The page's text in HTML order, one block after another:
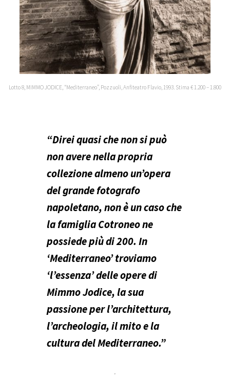
Lotto 8, MIMMO JODICE, “Mediterraneo”, Pozzuoli, Anfiteatro Flavio, 1993. Stima € 1.200 – 1.800
“Direi quasi che non si può
non avere nella propria
collezione almeno un’opera
del grande fotografo
napoletano, non è un caso che
la famiglia Cotroneo ne
possiede più di 200. In
‘Mediterraneo’ troviamo
‘l’essenza’ delle opere di
Mimmo Jodice, la sua
passione per l’architettura,
l’archeologia, il mito e la
cultura del Mediterraneo.”